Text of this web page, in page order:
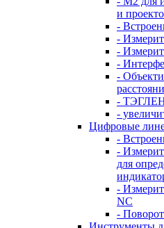
и
-
-
-
-
-
-
-
Цифровые
-
-
для
-
NC
-